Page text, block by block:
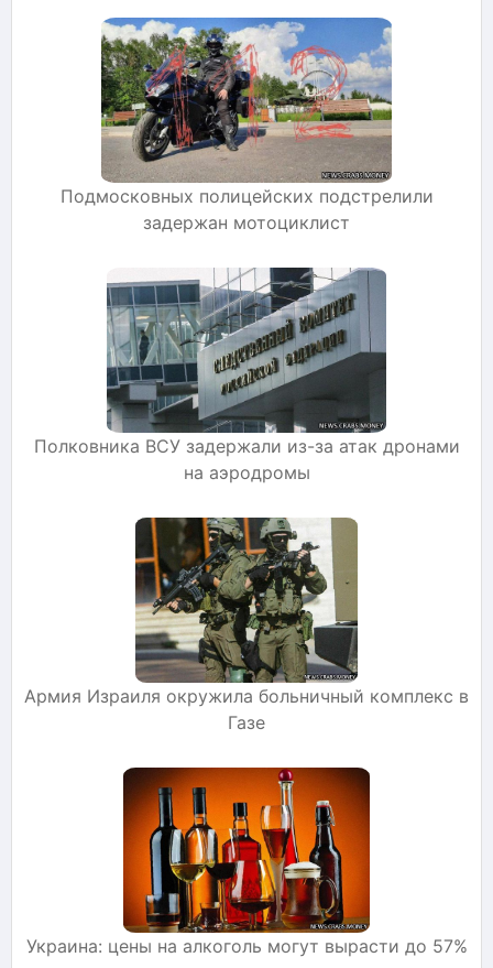
Подмосковных полицейских подстрелили
задержан мотоциклист
Полковника ВСУ задержали из-за атак дронами
на аэродромы
Армия Израиля окружила больничный комплекс в
Газе
Украина: цены на алкоголь могут вырасти до 57%